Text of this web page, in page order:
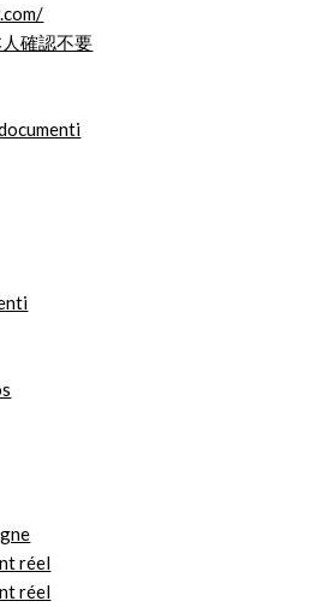
確認不要
réel
réel